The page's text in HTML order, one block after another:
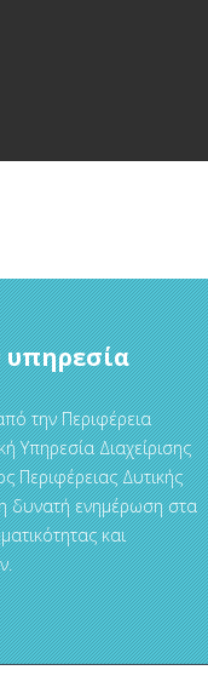
υπηρεσία
την Περιφέρεια
Υπηρεσία Διαχείρισης
Περιφέρειας Δυτικής
δυνατή ενημέρωση στα
και